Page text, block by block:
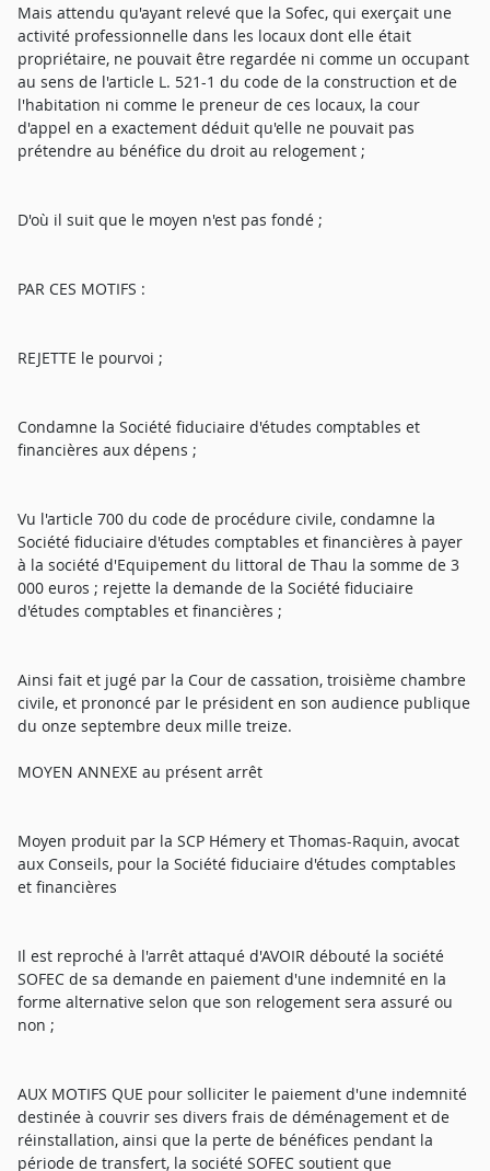
Mais attendu qu'ayant relevé que la Sofec, qui exerçait une
activité professionnelle dans les locaux dont elle était
propriétaire, ne pouvait être regardée ni comme un occupant
au sens de l'article L. 521-1 du code de la construction et de
l'habitation ni comme le preneur de ces locaux, la cour
d'appel en a exactement déduit qu'elle ne pouvait pas
prétendre au bénéfice du droit au relogement ;
D'où il suit que le moyen n'est pas fondé ;
PAR CES MOTIFS :
REJETTE le pourvoi ;
Condamne la Société fiduciaire d'études comptables et
financières aux dépens ;
Vu l'article 700 du code de procédure civile, condamne la
Société fiduciaire d'études comptables et financières à payer
à la société d'Equipement du littoral de Thau la somme de 3
000 euros ; rejette la demande de la Société fiduciaire
d'études comptables et financières ;
Ainsi fait et jugé par la Cour de cassation, troisième chambre
civile, et prononcé par le président en son audience publique
du onze septembre deux mille treize.
MOYEN ANNEXE au présent arrêt
Moyen produit par la SCP Hémery et Thomas-Raquin, avocat
aux Conseils, pour la Société fiduciaire d'études comptables
et financières
Il est reproché à l'arrêt attaqué d'AVOIR débouté la société
SOFEC de sa demande en paiement d'une indemnité en la
forme alternative selon que son relogement sera assuré ou
non ;
AUX MOTIFS QUE pour solliciter le paiement d'une indemnité
destinée à couvrir ses divers frais de déménagement et de
réinstallation, ainsi que la perte de bénéfices pendant la
période de transfert, la société SOFEC soutient que